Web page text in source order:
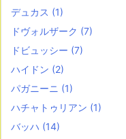
デュカス (1)
ドヴォルザーク (7)
ドビュッシー (7)
ハイドン (2)
パガニーニ (1)
ハチャトゥリアン (1)
バッハ (14)